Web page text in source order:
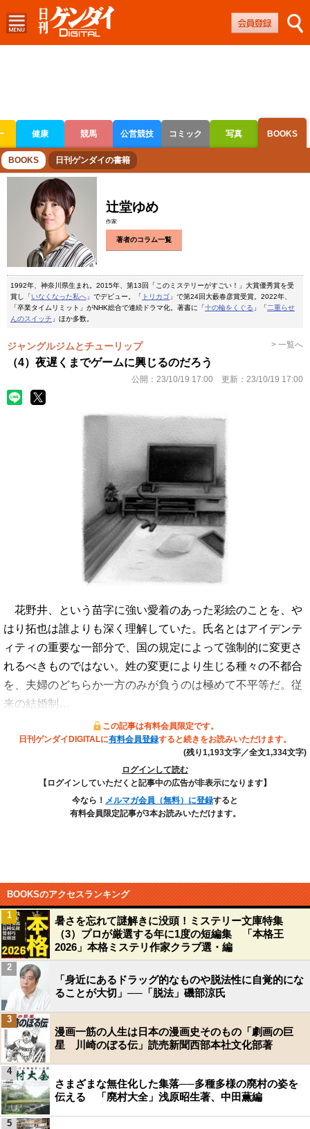
健康 競馬 公営競技 コミック 写真 BOOKS
ボートレース 競輪 オートレース
BOOKS 日刊ゲンダイの書籍
辻堂ゆめ
作家
著者のコラム一覧
1992年、神奈川県生まれ。2015年、第13回「このミステリーがすごい！」大賞優秀賞を受
賞し「いなくなった私へ 」でデビュー。「 トリカゴ 」で第24回大藪春彦賞受賞。2022年、
「卒業タイムリミット」がNHK総合で連続ドラマ化。著書に「十の輪をくぐる 」「二重らせ
んのスイッチ 」ほか多数。
ジャングルジムとチューリップ > 一覧へ
（4）夜遅くまでゲームに興じるのだろう
公開： 23/10/19 17:00 更新： 23/10/19 17:00
花野井、という苗字に強い愛着のあった彩絵のことを、や
はり拓也は誰よりも深く理解していた。氏名とはアイデンテ
ィティの重要な一部分で、国の規定によって強制的に変更さ
れるべきものではない。姓の変更により生じる種々の不都合
を、夫婦のどちらか一方のみが負うのは極めて不平等だ。従
来の結婚制…
この記事は有料会員限定です。
日刊ゲンダイDIGITALに有料会員登録すると続きをお読みいただけます。
(残り1,193文字／全文1,334文字)
ログインして読む
【ログインしていただくと記事中の広告が非表示になります】
今なら！ メルマガ会員（無料）に登録すると
有料会員限定記事が3本お読みいただけます。
BOOKSのアクセスランキング
暑さを忘れて謎解きに没頭！ミステリー文庫特集
（3）プロが厳選する年に1度の短編集 「本格王
2026」本格ミステリ作家クラブ選・編
1
「身近にあるドラッグ的なものや脱法性に自覚的にな
ることが大切」──「脱法」磯部涼氏
2
漫画一筋の人生は日本の漫画史そのもの「劇画の巨
星 川崎のぼる伝」読売新聞西部本社文化部著
3
さまざまな無住化した集落──多種多様の廃村の姿を
伝える 「廃村大全」浅原昭生著、中田薫編
4
5